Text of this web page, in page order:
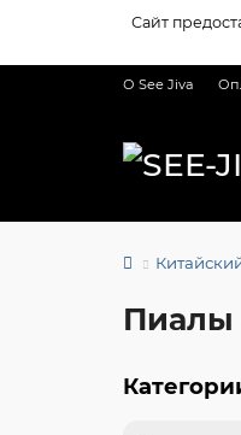
Сайт
О See Jiva
Пиалы